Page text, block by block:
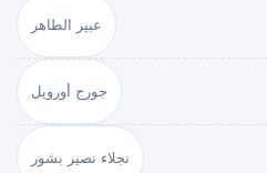
عبير الطاهر
جورج أورويل
نجلاء نصير بشور